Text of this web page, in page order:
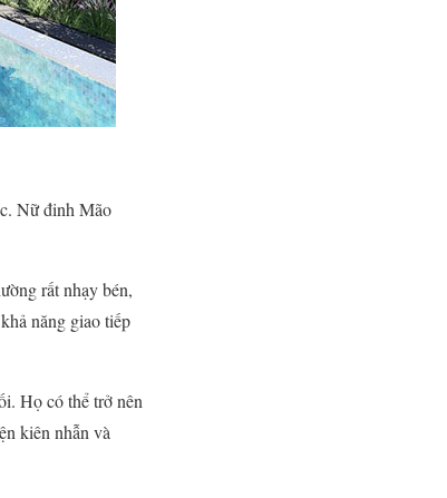
Nữ đinh Mão
rất nhạy bén,
năng giao tiếp
Họ có thể trở nên
kiên nhẫn và